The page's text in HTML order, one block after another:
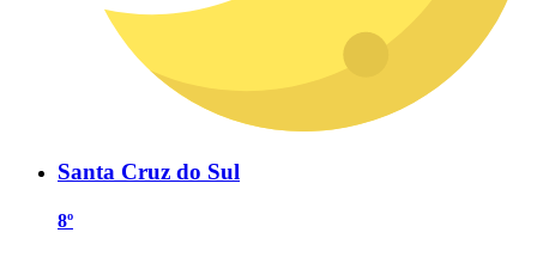
Santa Cruz do Sul
8º